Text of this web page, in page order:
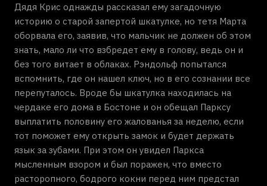
Дядя Крис однажды рассказал ему загадочную
историю о старой запертой шкатулке, но тетя Марта
оборвала его, заявив, что мальчик не должен об этом
знать, мало ли что взбредет ему в голову, ведь он и
без того витает в облаках. Рэндольф попытался
вспомнить, где он нашел ключ, но в его сознании все
перепуталось. Вроде бы шкатулка находилась на
чердаке его дома в Бостоне и он обещал Парксу
выплатить половину его жалованья за неделю, если
тот поможет ему открыть замок и будет держать
язык за зубами. При этом он увидел Паркса
мысленным взором и был поражен, что вместо
расторопного, бодрого кокни перед ним предстал